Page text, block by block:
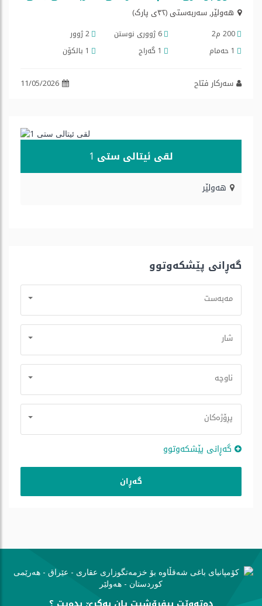
هه‌ولێر,سەربەستی (٣٢ی پارک)
200 م2 6 ژووری نوستن
2 ژوور
1 حەمام
1 گه‌راج 1 بالكۆن
سەرکار فتاح 11/05/2026
لقی ئیتالی ستی 1
هه‌ولێر
گه‌ڕانی پێشكه‌وتوو
مه‌به‌ست
شار
ناوچە
پڕۆژه‌كان
گه‌ڕانی پێشكه‌وتوو